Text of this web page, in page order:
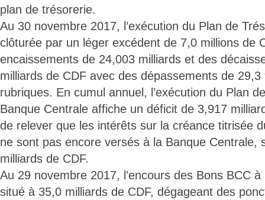
plan de trésorerie.
Au 30 novembre 2017, l’exécution du Plan de
clôturée par un léger excédent de 7,0 millions de
encaissements de 24,003 milliards et des
milliards de CDF avec des dépassements de
rubriques. En cumul annuel, l’exécution du Plan
Banque Centrale affiche un déficit de 3,917
de relever que les intérêts sur la créance titrisée
ne sont pas encore versés à la Banque Centrale,
milliards de CDF.
Au 29 novembre 2017, l’encours des Bons BCC à
situé à 35,0 milliards de CDF, dégageant des